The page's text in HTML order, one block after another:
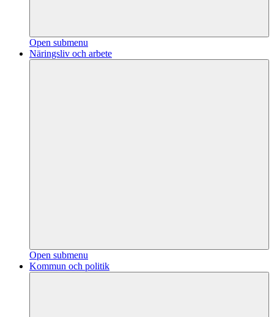
Open submenu
Näringsliv och arbete
Open submenu
Kommun och politik